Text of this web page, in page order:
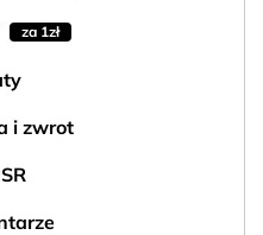
za 1zł
i zwrot